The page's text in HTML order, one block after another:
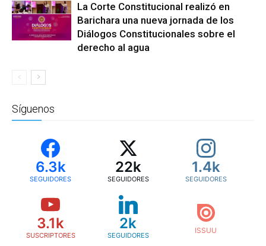
La Corte Constitucional realizó en
Barichara una nueva jornada de los
Diálogos Constitucionales sobre el
derecho al agua
Síguenos
6.3k
SEGUIDORES
22k
SEGUIDORES
1.4k
SEGUIDORES
3.1k
SUSCRIPTORES
2k
SEGUIDORES